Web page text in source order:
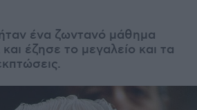
ένα ζωντανό μάθημα
έζησε το μεγαλείο και τα